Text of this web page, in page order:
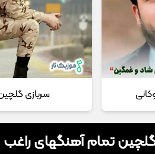
سربازی
گلچین تمام آهنگهای